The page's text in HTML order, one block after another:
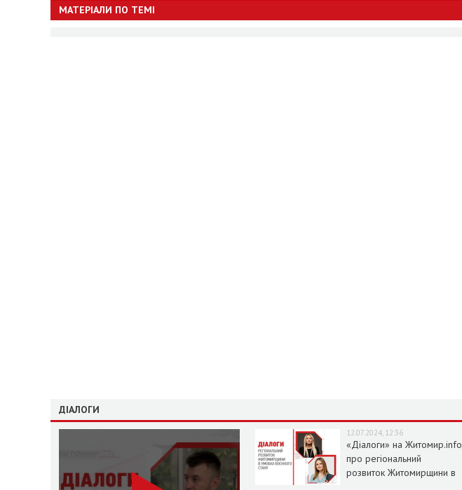
МАТЕРІАЛИ ПО ТЕМІ
ДІАЛОГИ
12.07.2024, 12:36
«Діалоги» на Житомир.info
про регіональний
розвиток Житомирщини в